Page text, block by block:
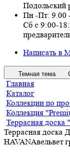
Подольский
Пн -Пт: 9.00
Сб с 9:00-
Написать в
Темная тема
Главная
Каталог
Коллекции по
Коллекция
Террасная доска
Террасная
HAVANAвельвет